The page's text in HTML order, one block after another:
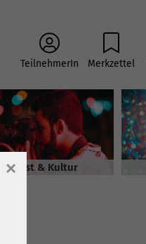
TeilnehmerIn Merkzettel
Kunst & Kultur
×